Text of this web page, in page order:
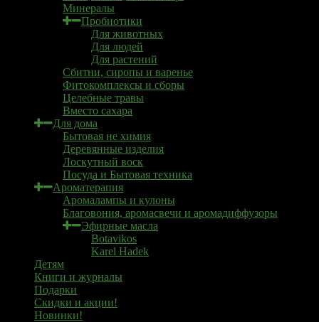
Минералы
Пробиотики
Для животных
Для людей
Для растений
Сбитни, сиропы и варенье
Фитокомплексы и сборы
Целебные травы
Вместо сахара
Для дома
Бытовая не химия
Деревянные изделия
Лоскутный воск
Посуда и Бытовая техника
Ароматерапия
Аромалампы и кулоны
Благовония, аромасвечи и аромадиффузоры
Эфирные масла
Botavikos
Karel Hadek
Детям
Книги и журналы
Подарки
Скидки и акции!
Новинки!